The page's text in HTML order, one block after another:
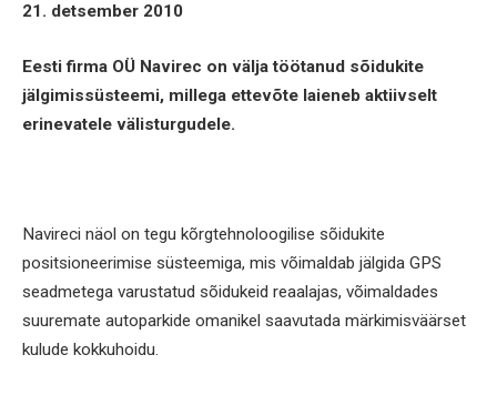
21. detsember 2010
Eesti firma OÜ Navirec on välja töötanud sõidukite
jälgimissüsteemi, millega ettevõte laieneb aktiivselt
erinevatele välisturgudele.
Navireci näol on tegu kõrgtehnoloogilise sõidukite
positsioneerimise süsteemiga, mis võimaldab jälgida GPS
seadmetega varustatud sõidukeid reaalajas, võimaldades
suuremate autoparkide omanikel saavutada märkimisväärset
kulude kokkuhoidu.